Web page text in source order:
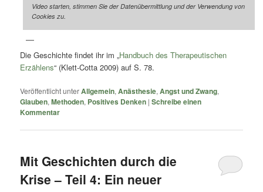
Video starten, stimmen Sie der Datenübermittlung und der Verwendung von
Cookies zu.
Die Geschichte findet ihr im „Handbuch des Therapeutischen
Erzählens“ (Klett-Cotta 2009) auf S. 78.
Veröffentlicht unterAllgemein,Anästhesie,Angst und Zwang,
Glauben,Methoden, Positives Denken |Schreibe einen
Kommentar
Mit Geschichten durch die
Krise – Teil 4: Ein neuer